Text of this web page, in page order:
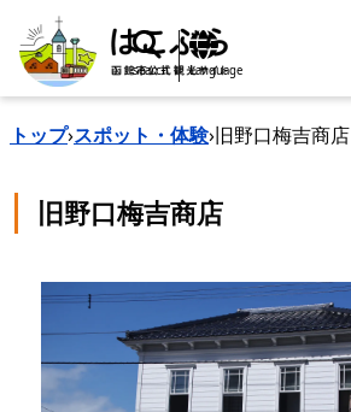
search Language
トップ›スポット・体験›旧野口梅吉商店
旧野口梅吉商店